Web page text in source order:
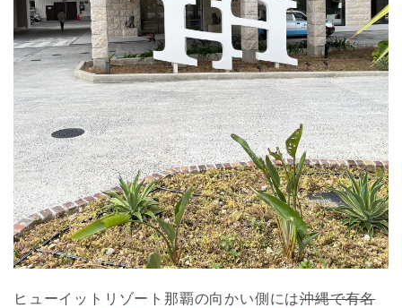
ヒューイットリゾート那覇の向かい側には沖縄で有名